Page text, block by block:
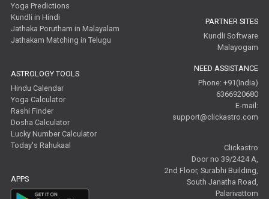
Yoga Predictions
Kundli in Hindi
Jathaka Porutham in Malayalam
Jathakam Matching in Telugu
ASTROLOGY TOOLS
Hindu Calendar
Yoga Calculator
Rashi Finder
Dosha Calculator
Lucky Number Calculator
Today's Rahukaal
APPS
PARTNER SITES
Kundli Software
Malayogam
NEED ASSISTANCE
Phone: +91(India)
6366920680
E-mail:
support@clickastro.com
Clickastro
Door no 39/2424 A,
2nd Floor, Surabhi Building,
South Janatha Road,
Palarivattom